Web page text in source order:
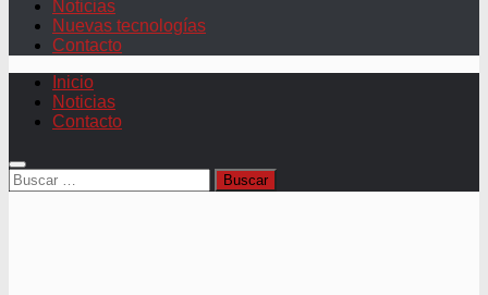
Noticias
Nuevas tecnologías
Contacto
Inicio
Noticias
Contacto
Buscar: